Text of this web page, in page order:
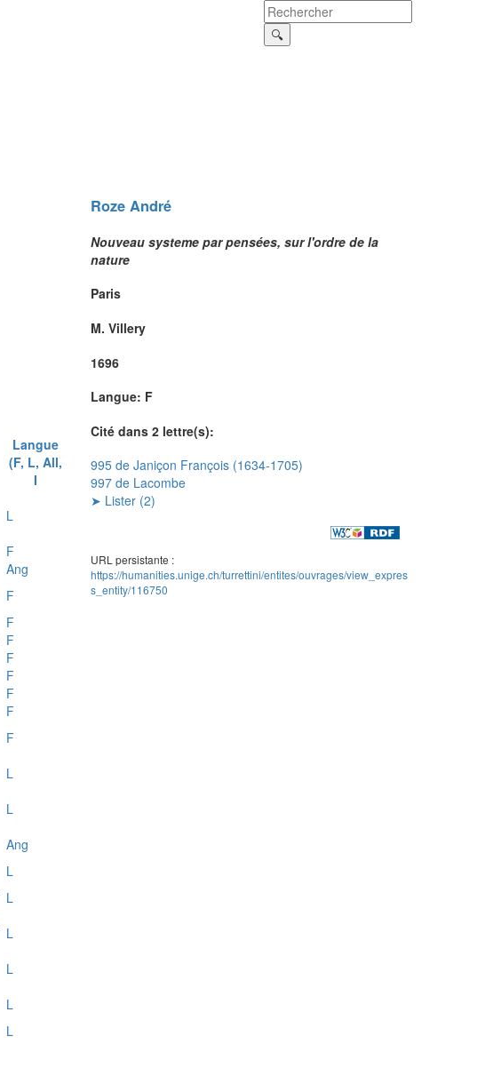
Langue
(F, L, All,
I
L
F
Ang
F
F
F
F
F
F
F
F
L
L
Ang
L
L
L
L
L
L
Roze André
Nouveau systeme par pensées, sur l'ordre de la
nature
Paris
M. Villery
1696
Langue: F
Cité dans 2 lettre(s):
995 de Janiçon François (1634-1705)
997 de Lacombe
➤ Lister (2)
URL persistante :
https://humanities.unige.ch/turrettini/entites/ouvrages/view_expres
s_entity/116750